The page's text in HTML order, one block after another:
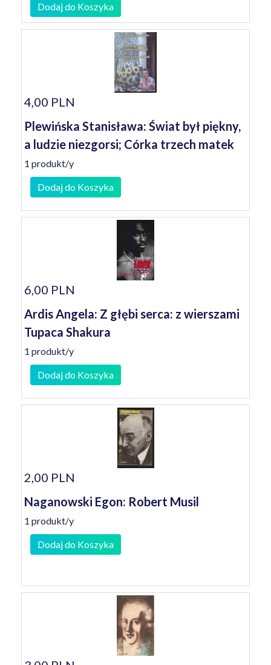
Dodaj do Koszyka
4,00 PLN
Plewińska Stanisława: Świat był piękny,
a ludzie niezgorsi; Córka trzech matek
1 produkt/y
Dodaj do Koszyka
6,00 PLN
Ardis Angela: Z głębi serca: z wierszami
Tupaca Shakura
1 produkt/y
Dodaj do Koszyka
2,00 PLN
Naganowski Egon: Robert Musil
1 produkt/y
Dodaj do Koszyka